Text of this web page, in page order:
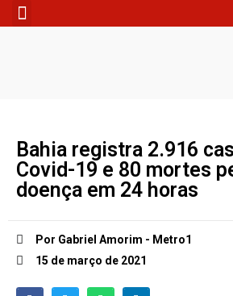
Bahia registra 2.916
Covid-19 e 80 mortes
doença em 24 horas
Por Gabriel Amorim - Metro1
15 de março de 2021